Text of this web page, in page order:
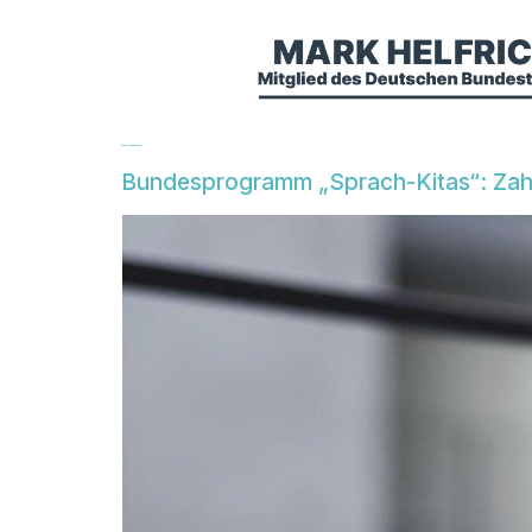
Bundesprogramm „Sprach-Kitas“: